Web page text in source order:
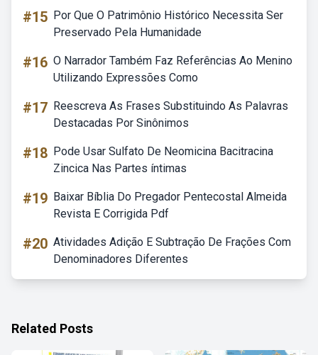
#15 Por Que O Patrimônio Histórico Necessita Ser
Preservado Pela Humanidade
#16 O Narrador Também Faz Referências Ao Menino
Utilizando Expressões Como
#17 Reescreva As Frases Substituindo As Palavras
Destacadas Por Sinônimos
#18 Pode Usar Sulfato De Neomicina Bacitracina
Zincica Nas Partes íntimas
#19 Baixar Bíblia Do Pregador Pentecostal Almeida
Revista E Corrigida Pdf
#20 Atividades Adição E Subtração De Frações Com
Denominadores Diferentes
Related Posts